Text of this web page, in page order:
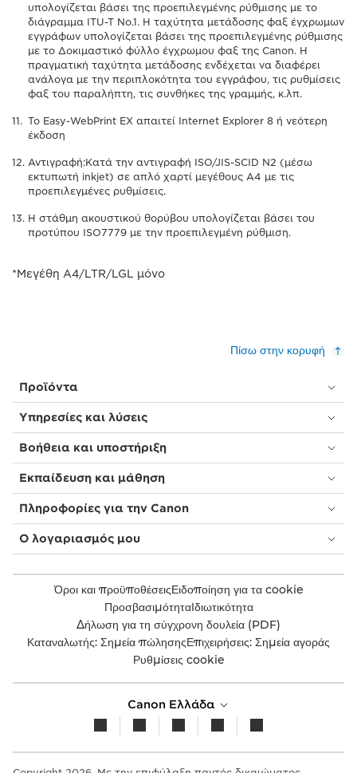
υπολογίζεται βάσει της προεπιλεγμένης ρύθμισης με το
διάγραμμα ITU-T No.1. Η ταχύτητα μετάδοσης φαξ έγχρωμων
εγγράφων υπολογίζεται βάσει της προεπιλεγμένης ρύθμισης
με το Δοκιμαστικό φύλλο έγχρωμου φαξ της Canon. Η
πραγματική ταχύτητα μετάδοσης ενδέχεται να διαφέρει
ανάλογα με την περιπλοκότητα του εγγράφου, τις ρυθμίσεις
φαξ του παραλήπτη, τις συνθήκες της γραμμής, κ.λπ.
Το Easy-WebPrint EX απαιτεί Internet Explorer 8 ή νεότερη
έκδοση
Αντιγραφή:Κατά την αντιγραφή ISO/JIS-SCID N2 (μέσω
εκτυπωτή inkjet) σε απλό χαρτί μεγέθους A4 με τις
προεπιλεγμένες ρυθμίσεις.
Η στάθμη ακουστικού θορύβου υπολογίζεται βάσει του
προτύπου ISO7779 με την προεπιλεγμένη ρύθμιση.
*Μεγέθη A4/LTR/LGL μόνο
Πίσω στην κορυφή
Προϊόντα
Υπηρεσίες και λύσεις
Βοήθεια και υποστήριξη
Εκπαίδευση και μάθηση
Πληροφορίες για την Canon
Ο λογαριασμός μου
Όροι και προϋποθέσειςΕιδοποίηση για τα cookie
ΠροσβασιμότηταΙδιωτικότητα
Δήλωση για τη σύγχρονη δουλεία (PDF)
Καταναλωτής: Σημεία πώλησηςΕπιχειρήσεις: Σημεία αγοράς
Ρυθμίσεις cookie
Canon Ελλάδα